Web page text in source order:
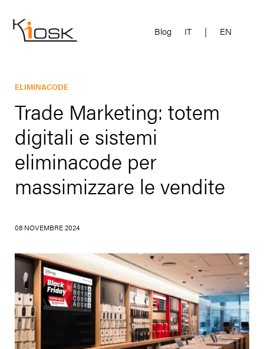
Blog IT | EN
ELIMINACODE
Trade Marketing: totem
digitali e sistemi
eliminacode per
massimizzare le vendite
08 NOVEMBRE 2024